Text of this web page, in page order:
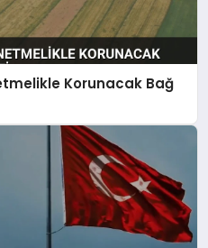
Korunacak Bağ